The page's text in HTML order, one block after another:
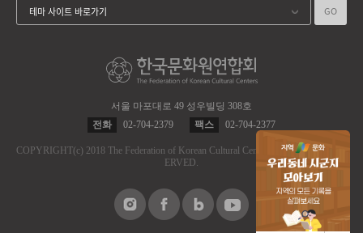
서울 마포대로 49 성우빌딩 308호
전화
02-704-2379 팩스 02-704-2377
COPYRIGHT(c) 2018 The Federation of Korean Cultural Centers.
ALL RIGHT RES
ERVED.
테마 사이트 바로가기 GO